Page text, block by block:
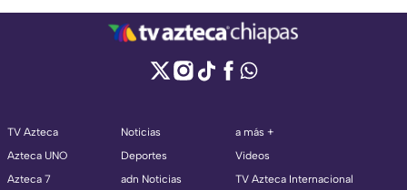
TV Azteca
Azteca UNO
Azteca 7
Noticias
Deportes
adn Noticias
a más +
Videos
TV Azteca Internacional